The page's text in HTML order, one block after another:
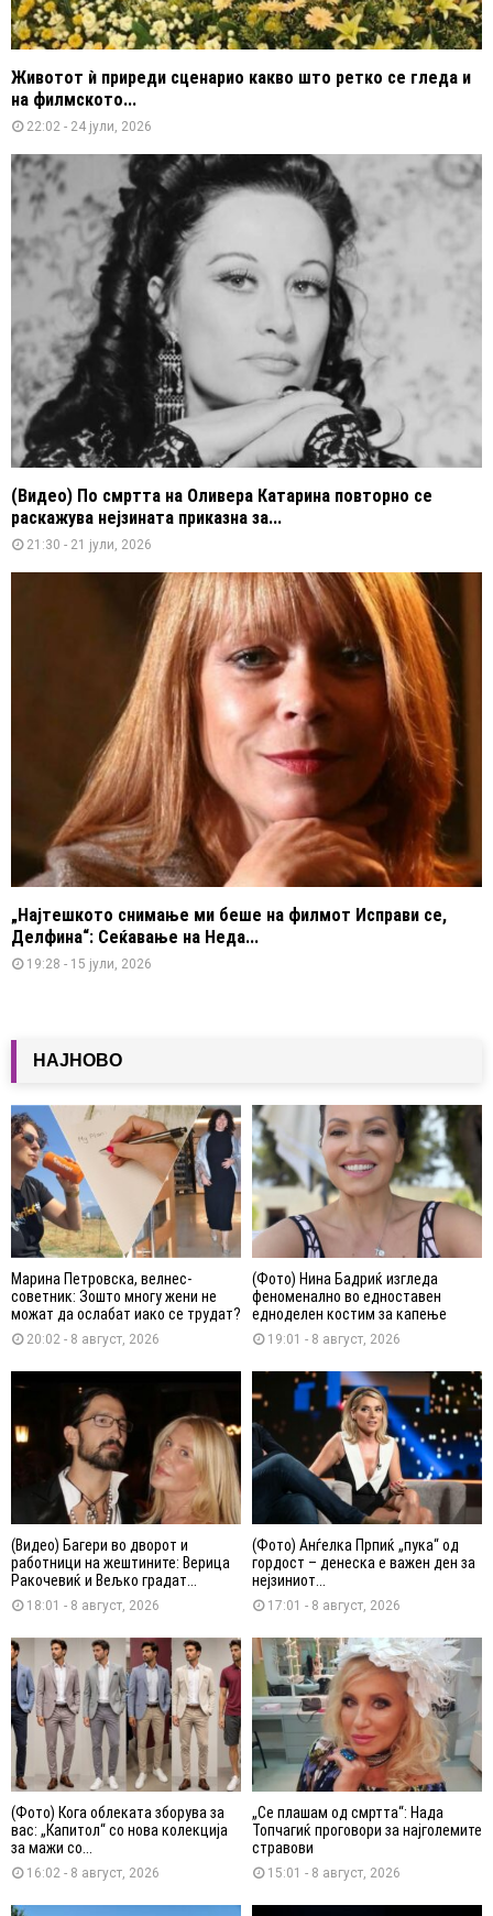
Животот ѝ приреди сценарио какво што ретко се гледа и
на филмското...
22:02 - 24 јули, 2026
(Видео) По смртта на Оливера Катарина повторно се
раскажува нејзината приказна за...
21:30 - 21 јули, 2026
„Најтешкото снимање ми беше на филмот Исправи се,
Делфина“: Сеќавање на Неда...
19:28 - 15 јули, 2026
НАЈНОВО
Марина Петровска, велнес-
советник: Зошто многу жени не
можат да ослабат иако се трудат?
20:02 - 8 август, 2026
(Фото) Нина Бадриќ изгледа
феноменално во едноставен
едноделен костим за капење
19:01 - 8 август, 2026
(Видео) Багери во дворот и
работници на жештините: Верица
Ракочевиќ и Вељко градат...
18:01 - 8 август, 2026
(Фото) Анѓелка Прпиќ „пука“ од
гордост – денеска е важен ден за
нејзиниот...
17:01 - 8 август, 2026
(Фото) Кога облеката зборува за
вас: „Капитол“ со нова колекција
за мажи со...
16:02 - 8 август, 2026
„Се плашам од смртта“: Нада
Топчагиќ проговори за најголемите
стравови
15:01 - 8 август, 2026